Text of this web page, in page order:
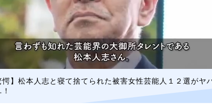
愕】松本人志と寝て捨てられた被害女性芸能人１２選がヤ